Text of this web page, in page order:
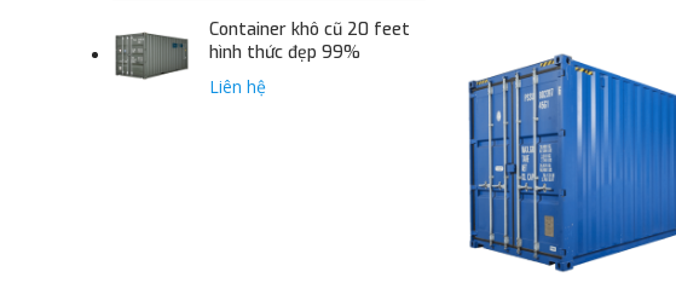
Container khô cũ 20 feet
hình thức đẹp 99%
Liên hệ